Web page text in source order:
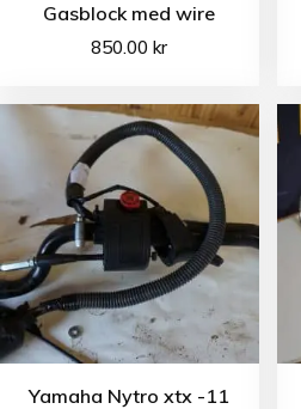
Gasblock med wire
850.00kr
Yamaha Nytro xtx -11